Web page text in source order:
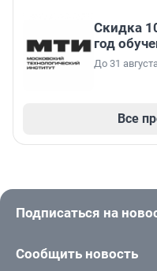
Скидка
год
До 31
Все
Подписаться на
Сообщить новость